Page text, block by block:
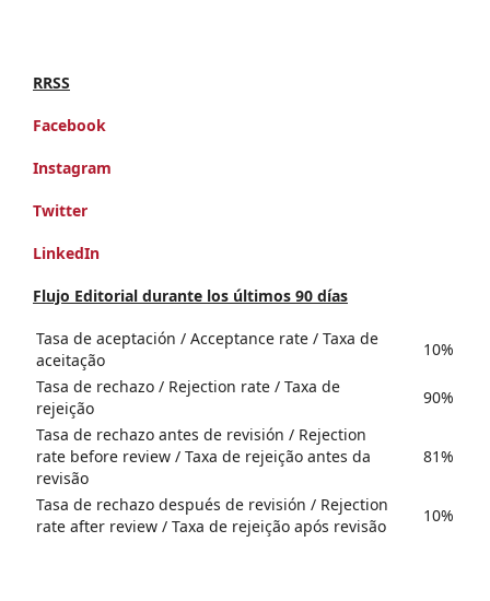
RRSS
Facebook
Instagram
Twitter
LinkedIn
Flujo Editorial durante los últimos 90 días
Tasa de aceptación / Acceptance rate / Taxa de
aceitação
10%
Tasa de rechazo / Rejection rate / Taxa de
rejeição
90%
Tasa de rechazo antes de revisión / Rejection
rate before review / Taxa de rejeição antes da
revisão
81%
Tasa de rechazo después de revisión / Rejection
rate after review / Taxa de rejeição após revisão
10%